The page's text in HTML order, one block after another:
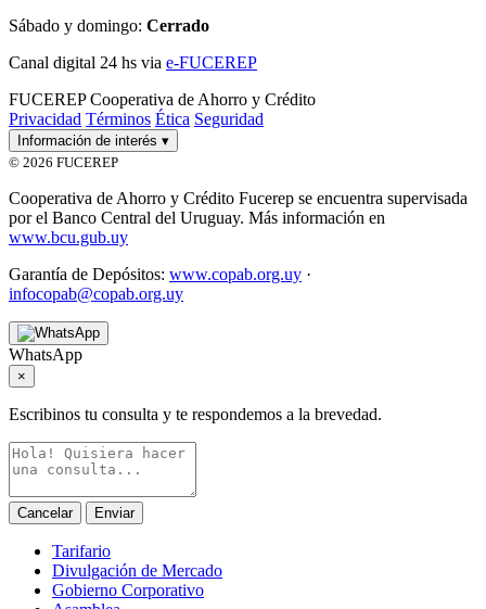
Sábado y domingo: Cerrado
Canal digital 24 hs via e-FUCEREP
FUCEREP Cooperativa de Ahorro y Crédito
Privacidad Términos Ética Seguridad
Información de interés ▾
© 2026 FUCEREP
Cooperativa de Ahorro y Crédito Fucerep se encuentra supervisada
por el Banco Central del Uruguay. Más información en
www.bcu.gub.uy
Garantía de Depósitos: www.copab.org.uy ·
infocopab@copab.org.uy
WhatsApp
×
Escribinos tu consulta y te respondemos a la brevedad.
Cancelar Enviar
Tarifario
Divulgación de Mercado
Gobierno Corporativo